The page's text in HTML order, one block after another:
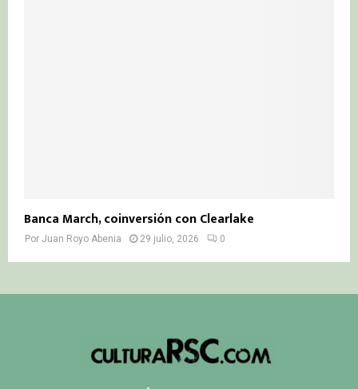
Banca March, coinversión con Clearlake
Por Juan Royo Abenia 29 julio, 2026 0